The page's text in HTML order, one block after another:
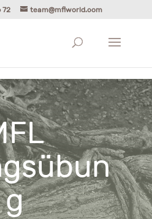
72 team@mflworld.com
g